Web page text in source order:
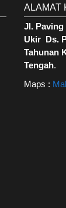
ALAMAT
Jl. Paving
Ukir Ds.
Tahunan
Tengah.
Maps :